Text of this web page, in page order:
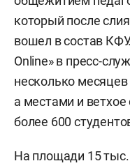
который после
вошел в состав
Online» в пресс-
несколько месяцев
а местами и
более 600
На площади 15